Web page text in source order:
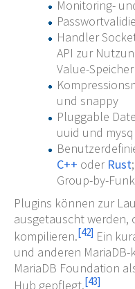
Monitoring-
Handler
API zur
Value-Speicher
und snappy
Pluggable
uuid und
C++ oder Rust
Group-by-
Plugins können zur
ausgetauscht werden,
kompilieren.[42] Ein
und anderen
MariaDB Foundation
Hub gepflegt.[43]